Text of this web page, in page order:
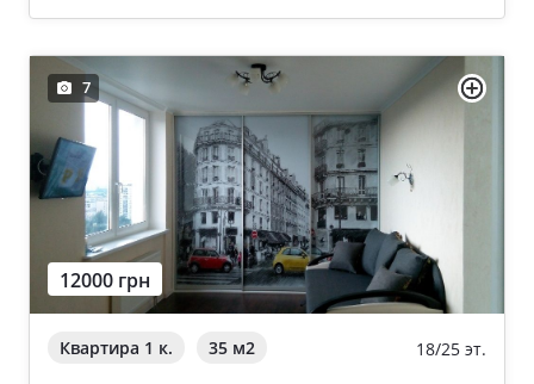
7
12000 грн
Квартира 1 к. 35 м2 18/25 эт.